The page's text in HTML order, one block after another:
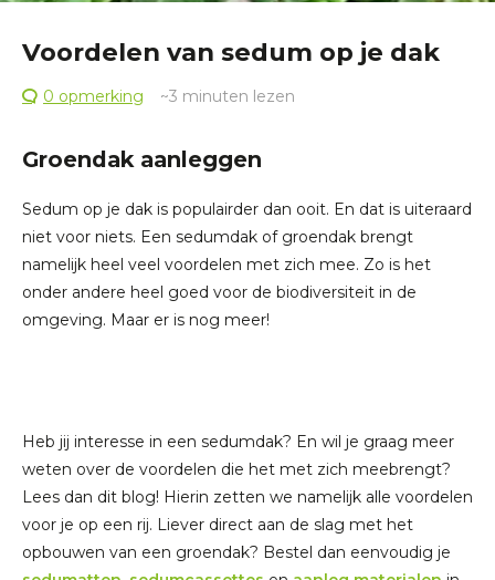
Voordelen van sedum op je dak
0 opmerking ~3 minuten lezen
Groendak aanleggen
Sedum op je dak is populairder dan ooit. En dat is uiteraard
niet voor niets. Een sedumdak of groendak brengt
namelijk heel veel voordelen met zich mee. Zo is het
onder andere heel goed voor de biodiversiteit in de
omgeving. Maar er is nog meer!
Heb jij interesse in een sedumdak? En wil je graag meer
weten over de voordelen die het met zich meebrengt?
Lees dan dit blog! Hierin zetten we namelijk alle voordelen
voor je op een rij. Liever direct aan de slag met het
opbouwen van een groendak? Bestel dan eenvoudig je